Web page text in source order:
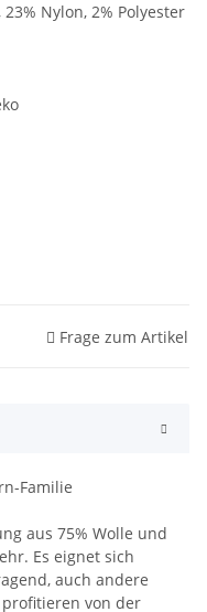
Nylon, 2% Polyester
Frage zum Artikel
Familie
aus 75% Wolle und
Es eignet sich
auch andere
von der